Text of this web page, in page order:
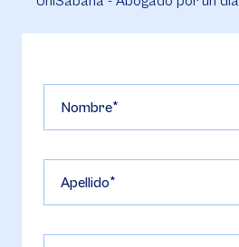
Nombre
Apellido